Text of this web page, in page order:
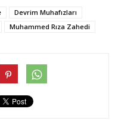
Devrim Muhafızları
Muhammed Rıza Zahedi